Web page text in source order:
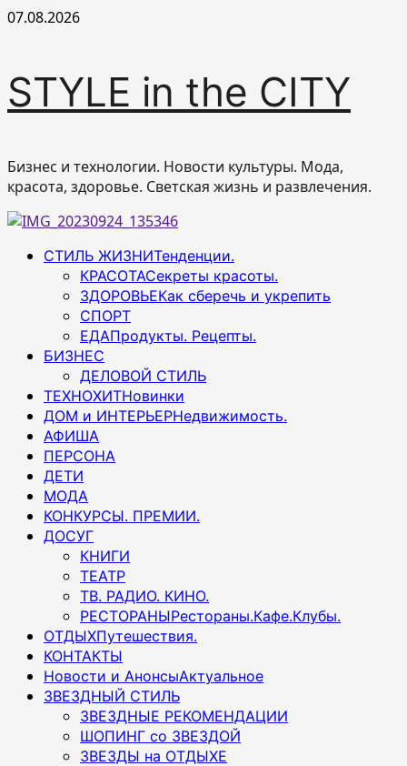
Перейти
07.08.2026
STYLE in the CITY
Бизнес и технологии. Новости культуры. Мода,
красота, здоровье. Светская жизнь и развлечения.
Основное
СТИЛЬ ЖИЗНИТенденции.
КРАСОТАСекреты красоты.
ЗДОРОВЬЕКак сберечь и укрепить
СПОРТ
ЕДАПродукты. Рецепты.
БИЗНЕС
ДЕЛОВОЙ СТИЛЬ
ТЕХНОХИТНовинки
ДОМ и ИНТЕРЬЕРНедвижимость.
АФИША
ПЕРСОНА
ДЕТИ
МОДА
КОНКУРСЫ. ПРЕМИИ.
ДОСУГ
КНИГИ
ТЕАТР
ТВ. РАДИО. КИНО.
РЕСТОРАНЫРестораны.Кафе.Клубы.
ОТДЫХПутешествия.
КОНТАКТЫ
Новости и АнонсыАктуальное
ЗВЕЗДНЫЙ СТИЛЬ
ЗВЕЗДНЫЕ РЕКОМЕНДАЦИИ
ШОПИНГ со ЗВЕЗДОЙ
ЗВЕЗДЫ на ОТДЫХЕ